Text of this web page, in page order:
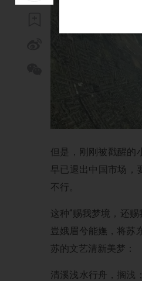
但是，刚刚被戳醒的
早已退出中国市场，
不行。
这种“赐我梦境，还
豈娥眉兮能嫵，将苏
苏的文艺清新美梦：
清溪浅水行舟， 搁浅